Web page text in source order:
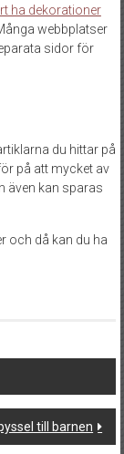
ha dekorationer
webbplatser
sidor för
du hittar på
på att mycket av
även kan sparas
och då kan du ha
till barnen